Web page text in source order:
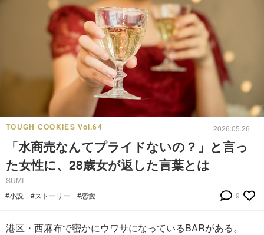
TOUGH COOKIES Vol.64 2026.05.26
「水商売なんてプライドないの？」と言っ
た女性に、28歳女が返した言葉とは
SUMI
#小説
#ストーリー #恋愛 9
港区・西麻布で密かにウワサになっているBARがある。